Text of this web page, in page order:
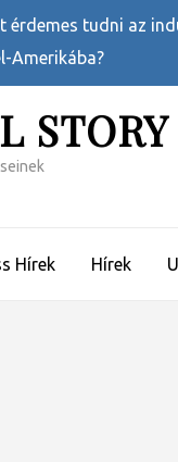
érdemes tudni az
Amerikába?
STORY
Hírek Hírek